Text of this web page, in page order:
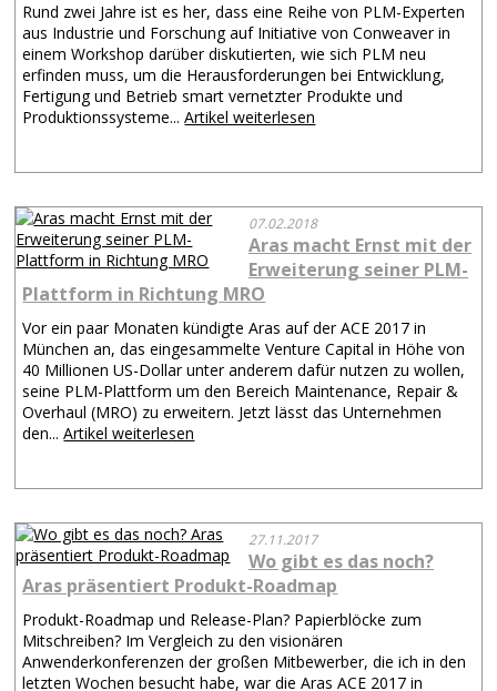
Rund zwei Jahre ist es her, dass eine Reihe von PLM-Experten
aus Industrie und Forschung auf Initiative von Conweaver in
einem Workshop darüber diskutierten, wie sich PLM neu
erfinden muss, um die Herausforderungen bei Entwicklung,
Fertigung und Betrieb smart vernetzter Produkte und
Produktionssysteme...Artikel weiterlesen
07.02.2018
Aras macht Ernst mit der
Erweiterung seiner PLM-
Plattform in Richtung MRO
Vor ein paar Monaten kündigte Aras auf der ACE 2017 in
München an, das eingesammelte Venture Capital in Höhe von
40 Millionen US-Dollar unter anderem dafür nutzen zu wollen,
seine PLM-Plattform um den Bereich Maintenance, Repair &
Overhaul (MRO) zu erweitern. Jetzt lässt das Unternehmen
den...Artikel weiterlesen
27.11.2017
Wo gibt es das noch?
Aras präsentiert Produkt-Roadmap
Produkt-Roadmap und Release-Plan? Papierblöcke zum
Mitschreiben? Im Vergleich zu den visionären
Anwenderkonferenzen der großen Mitbewerber, die ich in den
letzten Wochen besucht habe, war die Aras ACE 2017 in